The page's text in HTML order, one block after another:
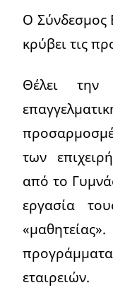
Ο Σύνδεσμος
κρύβει τις
Θέλει την
των
από το
εργασία
εταιρειών.